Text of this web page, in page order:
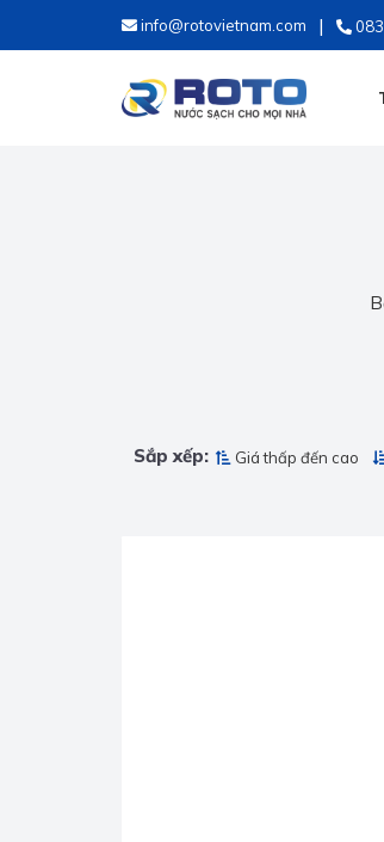
info@rotovietnam.com
Sắp xếp: Giá thấp đến cao